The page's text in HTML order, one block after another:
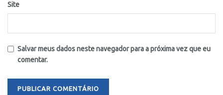
Site
Salvar meus dados neste navegador para a próxima vez que eu
comentar.